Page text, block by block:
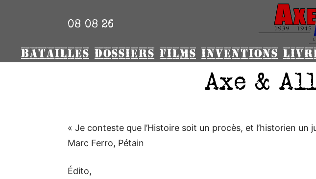
08 08 26
BATAILLES DOSSIERS FILMS INVENTIONS
Axe &
« Je conteste que l’Histoire soit un procès, et l’historien un
Marc Ferro, Pétain
Édito,